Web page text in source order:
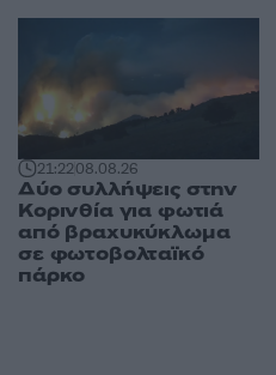
21:2208.08.26
Δύο συλλήψεις στην
Κορινθία για φωτιά
από βραχυκύκλωμα
σε φωτοβολταϊκό
πάρκο